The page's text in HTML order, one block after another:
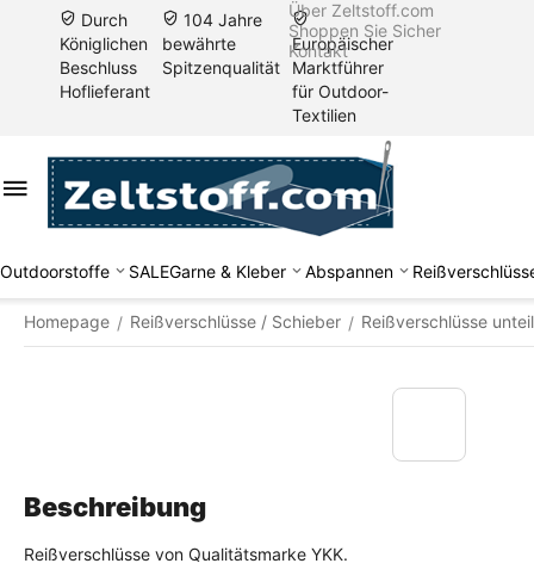
Durch
Königlichen
Beschluss
Hoflieferant
104 Jahre
bewährte
Spitzenqualität
Europäischer
Marktführer
für Outdoor-
Textilien
Über Zeltstoff.com
Shoppen Sie Sicher
Kontakt
Outdoorstoffe SALEGarne & Kleber Abspannen
Homepage / Reißverschlüsse / Schieber / Reißverschlüsse
Beschreibung
Reißverschlüsse von Qualitätsmarke YKK.